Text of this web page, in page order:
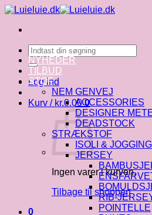
Fortsæt
indhold
Søg
efter:
Log ind
Kurv / kr.0.00 0
Ingen varer i kurven.
Tilbage til shoppen
0
NYHEDER
TILBUD
STOF
NEM GENVEJ
ACCESSORIES
DESIGNER
DEADSTOCK
STRÆKSTOF
ISOLI & JOGGING
JERSEY
RIB-
POINTELLE